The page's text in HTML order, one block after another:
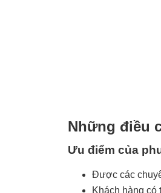
Những điều
Ưu điểm của
Được các
Khách hàng có